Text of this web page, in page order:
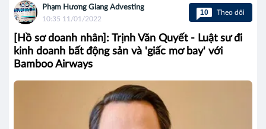
Phạm Hương Giang Advesting
10:35 11/01/2022
10 Theo dõi
[Hồ sơ doanh nhân]: Trịnh Văn Quyết - Luật sư đi
kinh doanh bất động sản và 'giấc mơ bay' với
Bamboo Airways